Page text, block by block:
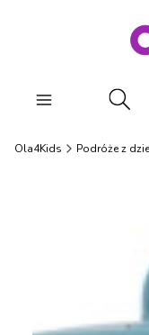
Ola4Kids Podróże z